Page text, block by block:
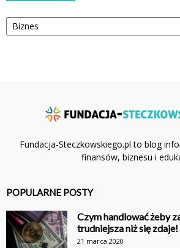
Kategorie
Fundacja-Steczkowskiego.pl to blog
finansów, biznesu i
POPULARNE POSTY
Czym handlować żeby
trudniejsza niż się zdaje!
21 marca 2020